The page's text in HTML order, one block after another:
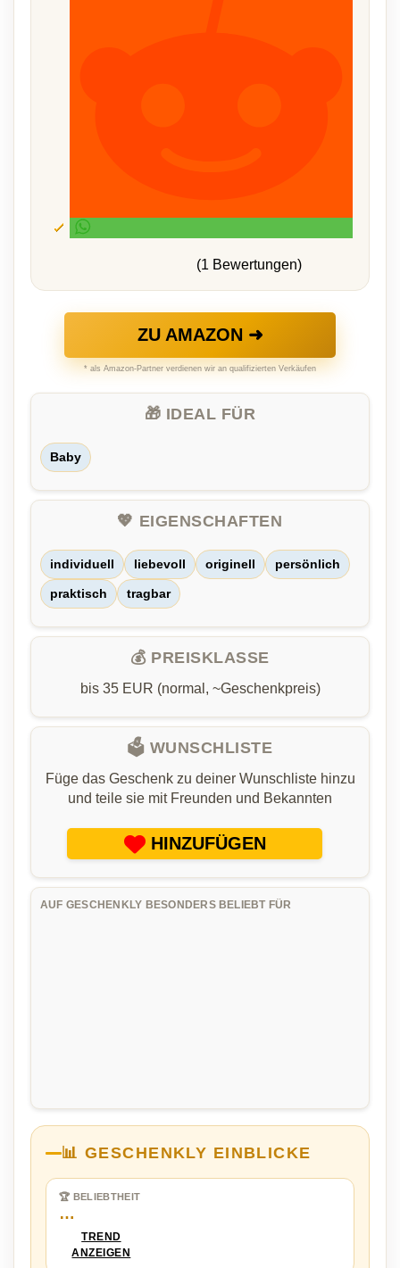
(1 Bewertungen)
ZU AMAZON ➜
* als Amazon-Partner verdienen wir an qualifizierten Verkäufen
🎁 IDEAL FÜR
Baby
💖 EIGENSCHAFTEN
individuell liebevoll originell persönlich
praktisch tragbar
💰 PREISKLASSE
bis 35 EUR (normal, ~Geschenkpreis)
🗳️ WUNSCHLISTE
Füge das Geschenk zu deiner Wunschliste hinzu
und teile sie mit Freunden und Bekannten
HINZUFÜGEN
AUF GESCHENKLY BESONDERS BELIEBT FÜR
📊 GESCHENKLY EINBLICKE
🏆 BELIEBTHEIT
…
TREND
ANZEIGEN